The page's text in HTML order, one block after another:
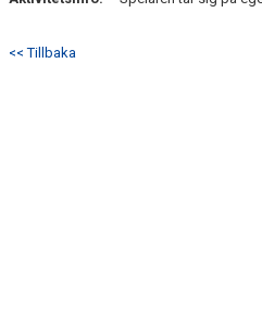
<< Tillbaka